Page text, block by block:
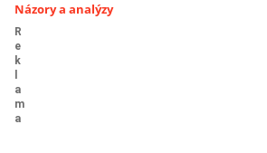
Názory a analýzy